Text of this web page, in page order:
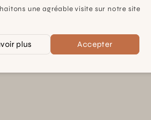
une agréable visite sur notre site
plus Accepter